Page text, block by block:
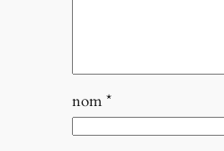
nom *